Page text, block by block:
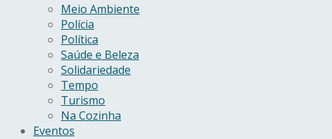
Meio Ambiente
Polícia
Política
Saúde e Beleza
Solidariedade
Tempo
Turismo
Na Cozinha
Eventos